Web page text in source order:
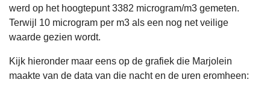
werd op het hoogtepunt 3382 microgram/m3 gemeten.
Terwijl 10 microgram per m3 als een nog net veilige
waarde gezien wordt.
Kijk hieronder maar eens op de grafiek die Marjolein
maakte van de data van die nacht en de uren eromheen: